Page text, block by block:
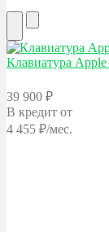
Клавиатура Apple
39 900 ₽
В кредит от
4 455 ₽/мес.